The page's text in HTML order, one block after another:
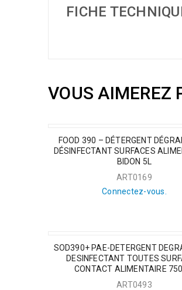
FICHE
VOUS AIMEREZ
FOOD 390 – DÉTERGENT
DÉSINFECTANT SURFACES
BIDON 5L
ART0169
Connectez-vous.
VEDETTE
SOD390+ PAE-DETERGENT
DESINFECTANT TOUTES
CONTACT ALIMENTAIRE
ART0493